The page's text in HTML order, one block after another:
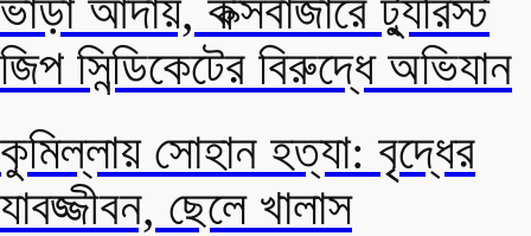
ভাড়া আদায়, কক্সবাজারে ট্যুরিস্ট
জিপ সিন্ডিকেটের বিরুদ্ধে অভিযান
কুমিল্লায় সোহান হত্যা: বৃদ্ধের
যাবজ্জীবন, ছেলে খালাস